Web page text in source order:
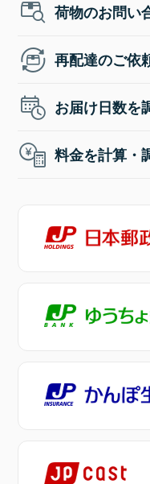
荷物のお問い
再配達のご依
お届け日数を
料金を計算・